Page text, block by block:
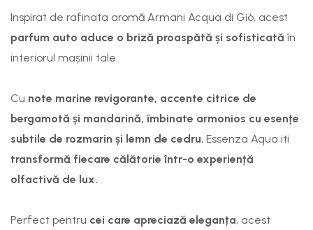
Inspirat de rafinata aromă Armani Acqua di Giò, acest
parfum auto aduce o briză proaspătă și sofisticată în
interiorul mașinii tale.
Cu note marine revigorante, accente citrice de
bergamotă și mandarină, îmbinate armonios cu esențe
subtile de rozmarin și lemn de cedru, Essenza Aqua iti
transformă fiecare călătorie într-o experiență
olfactivă de lux.
Perfect pentru cei care apreciază eleganța, acest